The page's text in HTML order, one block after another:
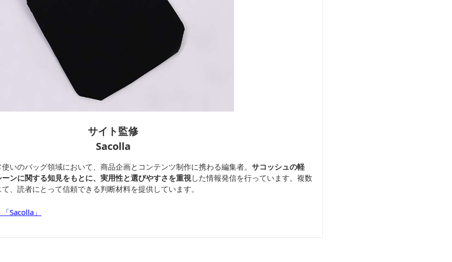
サイト監修
Sacolla
いのバッグ領域において、商品企画とコンテンツ制作に携わる編集者。 サコッシュの軽
ンに関する知見をもとに、実用性と選びやすさを重視した情報発信を行っています。複数
、読者にとって信頼できる判断材料を提供しています。
Sacolla」